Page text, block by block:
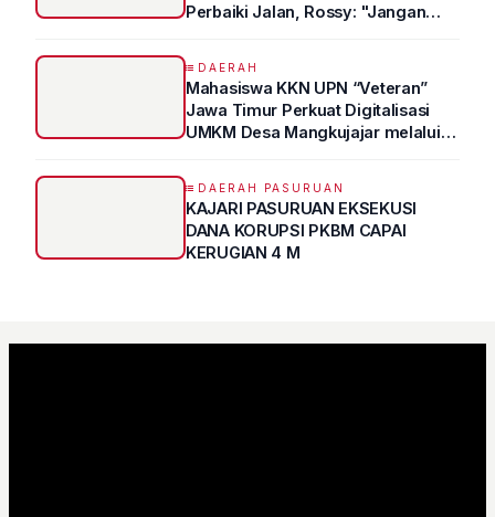
Perbaiki Jalan, Rossy: "Jangan
DAERAH
Mahasiswa KKN UPN “Veteran”
Jawa Timur Perkuat Digitalisasi
UMKM Desa Mangkujajar melalui
DAERAH PASURUAN
KAJARI PASURUAN EKSEKUSI
DANA KORUPSI PKBM CAPAI
KERUGIAN 4 M